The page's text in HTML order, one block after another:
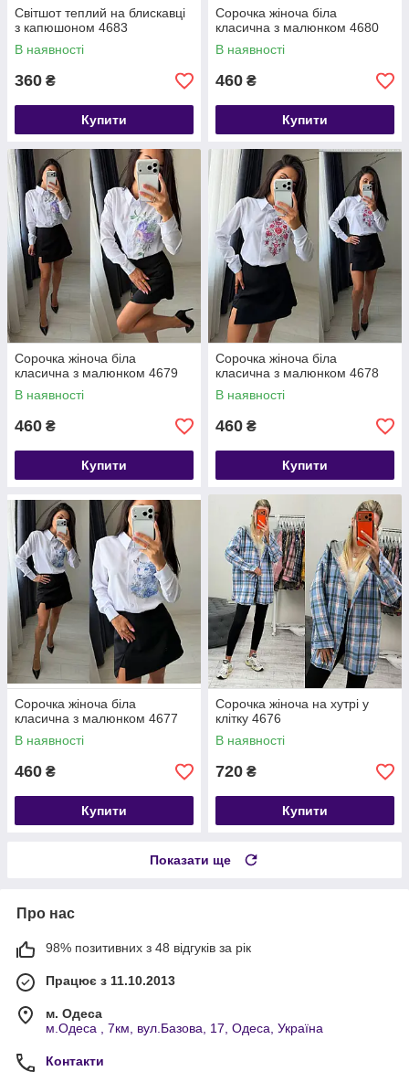
Світшот теплий на блискавці
з капюшоном 4683
В наявності
360 ₴
Купити
Сорочка жіноча біла
класична з малюнком 4680
В наявності
460 ₴
Купити
Сорочка жіноча біла
класична з малюнком 4679
В наявності
460 ₴
Купити
Сорочка жіноча біла
класична з малюнком 4678
В наявності
460 ₴
Купити
Сорочка жіноча біла
класична з малюнком 4677
В наявності
460 ₴
Купити
Сорочка жіноча на хутрі у
клітку 4676
В наявності
720 ₴
Купити
Показати ще
Про нас
98% позитивних з 48 відгуків за рік
Працює з 11.10.2013
м. Одеса
м.Одеса , 7км, вул.Базова, 17, Одеса, Україна
Контакти